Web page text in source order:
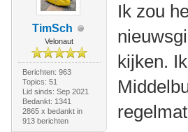
TimSch
Velonaut
Berichten: 963
Topics: 51
Lid sinds: Sep 2021
Bedankt: 1341
2865 x bedankt in
913 berichten
Ik zou
kijken.